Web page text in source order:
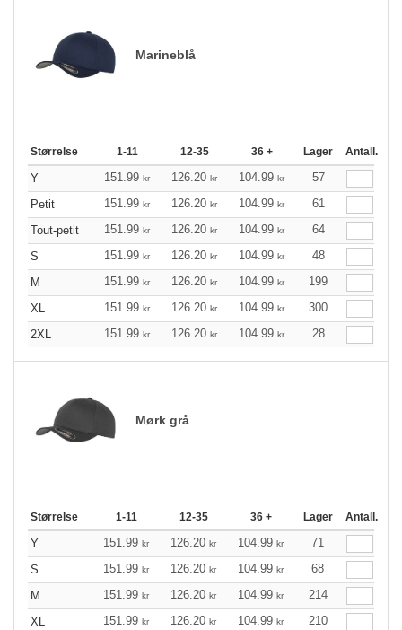
Marineblå
Størrelse 1-11 12-35 36 + Lager Antall.
Y 151.99 kr 126.20 kr 104.99 kr
57
Petit
151.99 kr 126.20 kr 104.99 kr
61
Tout-petit
151.99 kr 126.20 kr 104.99 kr
64
S
151.99 kr 126.20 kr 104.99 kr
48
M
151.99 kr 126.20 kr 104.99 kr
199
XL
151.99 kr 126.20 kr 104.99 kr
300
2XL
151.99 kr 126.20 kr 104.99 kr 28
Mørk grå
Størrelse 1-11 12-35 36 + Lager Antall.
Y 151.99 kr 126.20 kr 104.99 kr
71
S
151.99 kr 126.20 kr 104.99 kr
68
M
151.99 kr 126.20 kr 104.99 kr
214
XL
151.99 kr 126.20 kr 104.99 kr
210